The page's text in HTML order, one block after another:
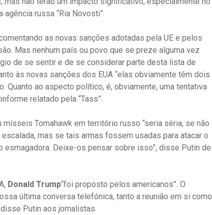
russa “Ria Novosti”.
as novas sanções adotadas pela UE e pelos
Mas nenhum país ou povo que se preze alguma vez
de se sentir e de se considerar parte desta lista de
às novas sanções dos EUA “elas obviamente têm dois
Quanto ao aspecto político, é, obviamente, uma tentativa
relatado pela “Tass”.
Tomahawk em território russo “seria séria, se não
mas se tais armas fossem usadas para atacar o
Deixe-os pensar sobre isso”, disse Putin de
Donald Trump“foi proposto pelos americanos”. O
última conversa telefónica, tanto a reunião em si como
Putin aos jornalistas.